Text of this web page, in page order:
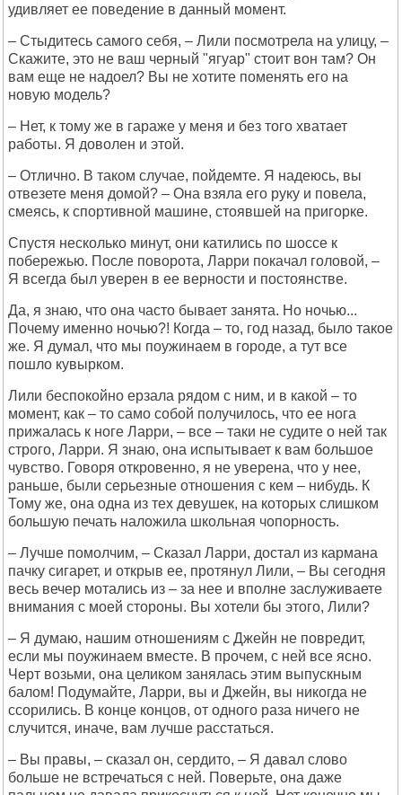
удивляет ее поведение в данный момент.
– Стыдитесь самого себя, – Лили посмотрела на улицу, –
Скажите, это не ваш черный "ягуар" стоит вон там? Он
вам еще не надоел? Вы не хотите поменять его на
новую модель?
– Нет, к тому же в гараже у меня и без того хватает
работы. Я доволен и этой.
– Отлично. В таком случае, пойдемте. Я надеюсь, вы
отвезете меня домой? – Она взяла его руку и повела,
смеясь, к спортивной машине, стоявшей на пригорке.
Спустя несколько минут, они катились по шоссе к
побережью. После поворота, Ларри покачал головой, –
Я всегда был уверен в ее верности и постоянстве.
Да, я знаю, что она часто бывает занята. Но ночью...
Почему именно ночью?! Когда – то, год назад, было такое
же. Я думал, что мы поужинаем в городе, а тут все
пошло кувырком.
Лили беспокойно ерзала рядом с ним, и в какой – то
момент, как – то само собой получилось, что ее нога
прижалась к ноге Ларри, – все – таки не судите о ней так
строго, Ларри. Я знаю, она испытывает к вам большое
чувство. Говоря откровенно, я не уверена, что у нее,
раньше, были серьезные отношения с кем – нибудь. К
Тому же, она одна из тех девушек, на которых слишком
большую печать наложила школьная чопорность.
– Лучше помолчим, – Сказал Ларри, достал из кармана
пачку сигарет, и открыв ее, протянул Лили, – Вы сегодня
весь вечер мотались из – за нее и вполне заслуживаете
внимания с моей стороны. Вы хотели бы этого, Лили?
– Я думаю, нашим отношениям с Джейн не повредит,
если мы поужинаем вместе. В прочем, с ней все ясно.
Черт возьми, она целиком занялась этим выпускным
балом! Подумайте, Ларри, вы и Джейн, вы никогда не
ссорились. В конце концов, от одного раза ничего не
случится, иначе, вам лучше расстаться.
– Вы правы, – сказал он, сердито, – Я давал слово
больше не встречаться с ней. Поверьте, она даже